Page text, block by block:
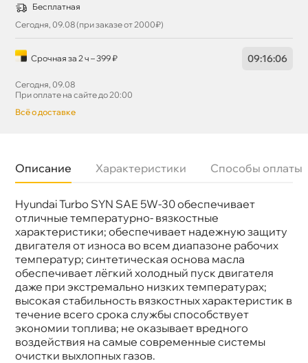
Бесплатная
Сегодня, 09.08 (при заказе от 2000₽)
Срочная за 2 ч – 399 ₽ 09:16:06
Сегодня, 09.08
При оплате на сайте до 20:00
сё о доставке
Описание Характеристики Способы оплаты
Hyundai Turbo SYN SAE 5W-30 обеспечивает
отличные температурно- вязкостные
характеристики; обеспечивает надежную защиту
двигателя от износа во всем диапазоне рабочих
температур; синтетическая основа масла
обеспечивает лёгкий холодный пуск двигателя
даже при экстремально низких температурах;
ысокая стабильность вязкостных характеристик
течение всего срока службы способствует
экономии топлива; не оказывает вредного
оздействия на самые современные системы
очистки выхлопных газов.
язкость
5W-30
Бренд
Тип масла
Синтетика
Спецификации
ACEA A5
Объем
4л
Артикул
05100-00441
Применение
Двигатель